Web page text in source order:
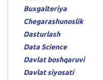
Buxgalteriya
Chegarashunoslik
Dasturlash
Data Science
Davlat boshqaruvi
Davlat siyosati